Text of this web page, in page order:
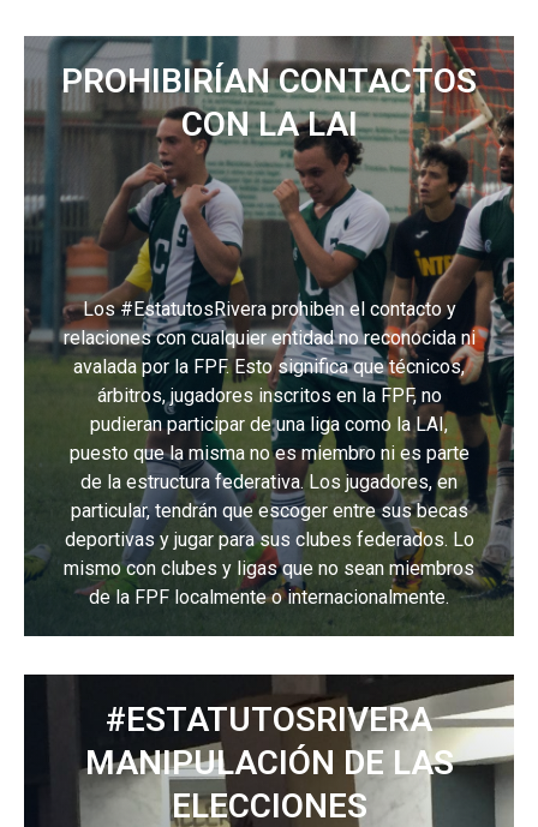
PROHIBIRÍAN CONTACTOS
CON LA LAI
Los #EstatutosRivera prohiben el contacto y
relaciones con cualquier entidad no reconocida ni
avalada por la FPF. Esto significa que técnicos,
árbitros, jugadores inscritos en la FPF, no
pudieran participar de una liga como la LAI,
puesto que la misma no es miembro ni es parte
de la estructura federativa. Los jugadores, en
particular, tendrán que escoger entre sus becas
deportivas y jugar para sus clubes federados. Lo
mismo con clubes y ligas que no sean miembros
de la FPF localmente o internacionalmente.
#ESTATUTOSRIVERA
MANIPULACIÓN DE LAS
ELECCIONES